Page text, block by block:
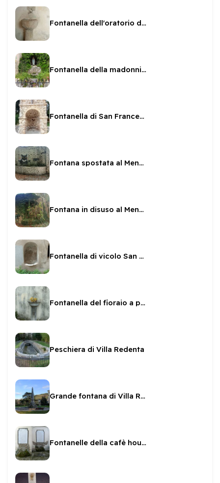
Fontanella dell'oratorio di San Pietro e Paolo
Fontanella della madonnina del convento
Fontanella di San Francesco
Fontana spostata al Mendes
Fontana in disuso al Mendes
Fontanella di vicolo San Matteo
Fontanella del fioraio a porta San Matteo
Peschiera di Villa Redenta
Grande fontana di Villa Redenta
Fontanelle della cafè house di Villa Redenta